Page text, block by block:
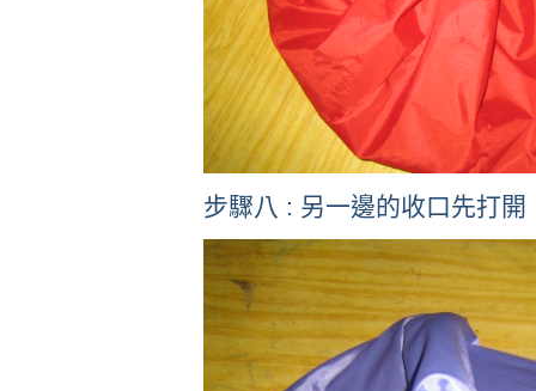
步驟八 : 另一邊的收口先打開